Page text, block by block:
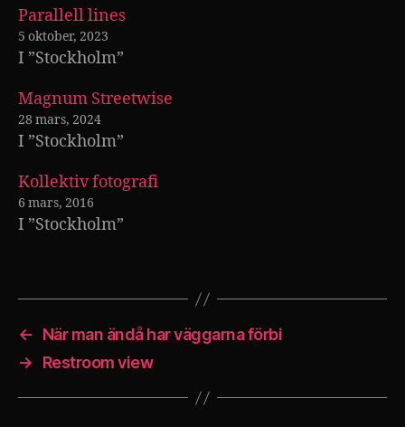
Parallell lines
5 oktober, 2023
I ”Stockholm”
Magnum Streetwise
28 mars, 2024
I ”Stockholm”
Kollektiv fotografi
6 mars, 2016
I ”Stockholm”
←
När man ändå har väggarna förbi
→
Restroom view